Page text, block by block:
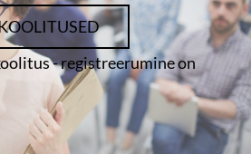
- registreerumine on